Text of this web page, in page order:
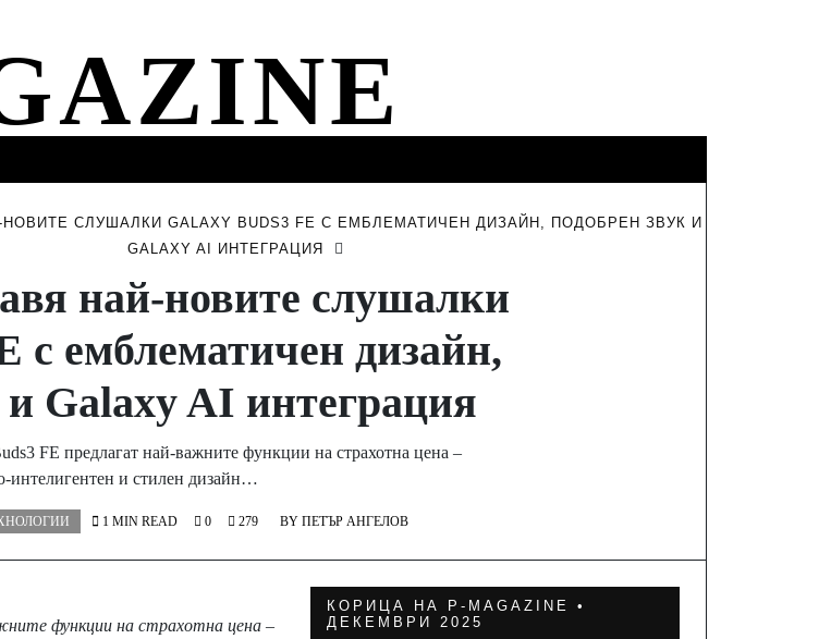
НОВИТЕ СЛУШАЛКИ GALAXY BUDS3 FE С ЕМБЛЕМАТИЧЕН ДИЗАЙН, ПОДОБРЕН ЗВУК И
GALAXY AI ИНТЕГРАЦИЯ
най-новите слушалки
с емблематичен дизайн,
и Galaxy AI интеграция
FE предлагат най-важните функции на страхотна цена –
интелигентен и стилен дизайн…
BY ПЕТЪР АНГЕЛОВ
1 MIN READ 0 279
функции на страхотна цена –
КОРИЦА НА P-MAGAZINE •
ДЕКЕМВРИ 2025